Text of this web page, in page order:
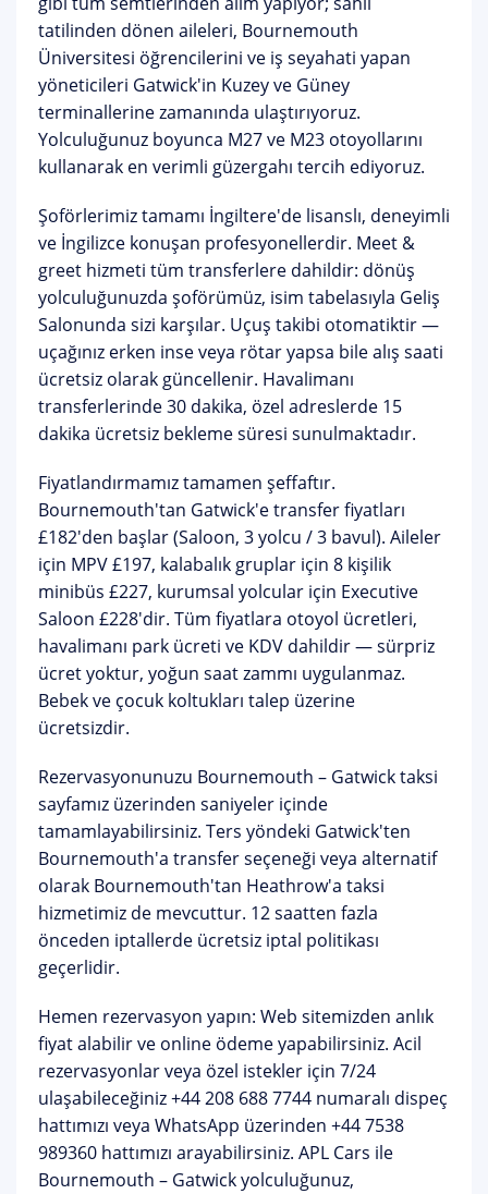
tatilinden dönen aileleri, Bournemouth
Üniversitesi öğrencilerini ve iş seyahati yapan
yöneticileri Gatwick'in Kuzey ve Güney
terminallerine zamanında ulaştırıyoruz.
Yolculuğunuz boyunca M27 ve M23 otoyollarını
kullanarak en verimli güzergahı tercih ediyoruz.
Şoförlerimiz tamamı İngiltere'de lisanslı, deneyimli
ve İngilizce konuşan profesyonellerdir. Meet &
greet hizmeti tüm transferlere dahildir: dönüş
yolculuğunuzda şoförümüz, isim tabelasıyla Geliş
Salonunda sizi karşılar. Uçuş takibi otomatiktir—
uçağınız erken inse veya rötar yapsa bile alış saati
ücretsiz olarak güncellenir. Havalimanı
transferlerinde 30 dakika, özel adreslerde 15
dakika ücretsiz bekleme süresi sunulmaktadır.
Fiyatlandırmamız tamamen şeffaftır.
Bournemouth'tan Gatwick'e transfer fiyatları
£182'den başlar(Saloon, 3 yolcu / 3 bavul). Aileler
için MPV £197, kalabalık gruplar için 8 kişilik
minibüs £227, kurumsal yolcular için Executive
Saloon £228'dir. Tüm fiyatlara otoyol ücretleri,
havalimanı park ücreti ve KDV dahildir— sürpriz
ücret yoktur, yoğun saat zammı uygulanmaz.
Bebek ve çocuk koltukları talep üzerine
ücretsizdir.
Rezervasyonunuzu Bournemouth – Gatwick taksi
sayfamız üzerinden saniyeler içinde
tamamlayabilirsiniz. Ters yöndeki Gatwick'ten
Bournemouth'a transferseçeneği veya alternatif
olarak Bournemouth'tan Heathrow'a taksi
hizmetimiz de mevcuttur. 12 saatten fazla
önceden iptallerde ücretsiz iptal politikası
geçerlidir.
Hemen rezervasyon yapın: Web sitemizden anlık
fiyat alabilir ve online ödeme yapabilirsiniz. Acil
rezervasyonlar veya özel istekler için 7/24
ulaşabileceğiniz+44 208 688 7744 numaralı dispeç
hattımızı veya WhatsApp üzerinden +44 7538
989360 hattımızı arayabilirsiniz. APL Cars ile
Bournemouth – Gatwick yolculuğunuz,